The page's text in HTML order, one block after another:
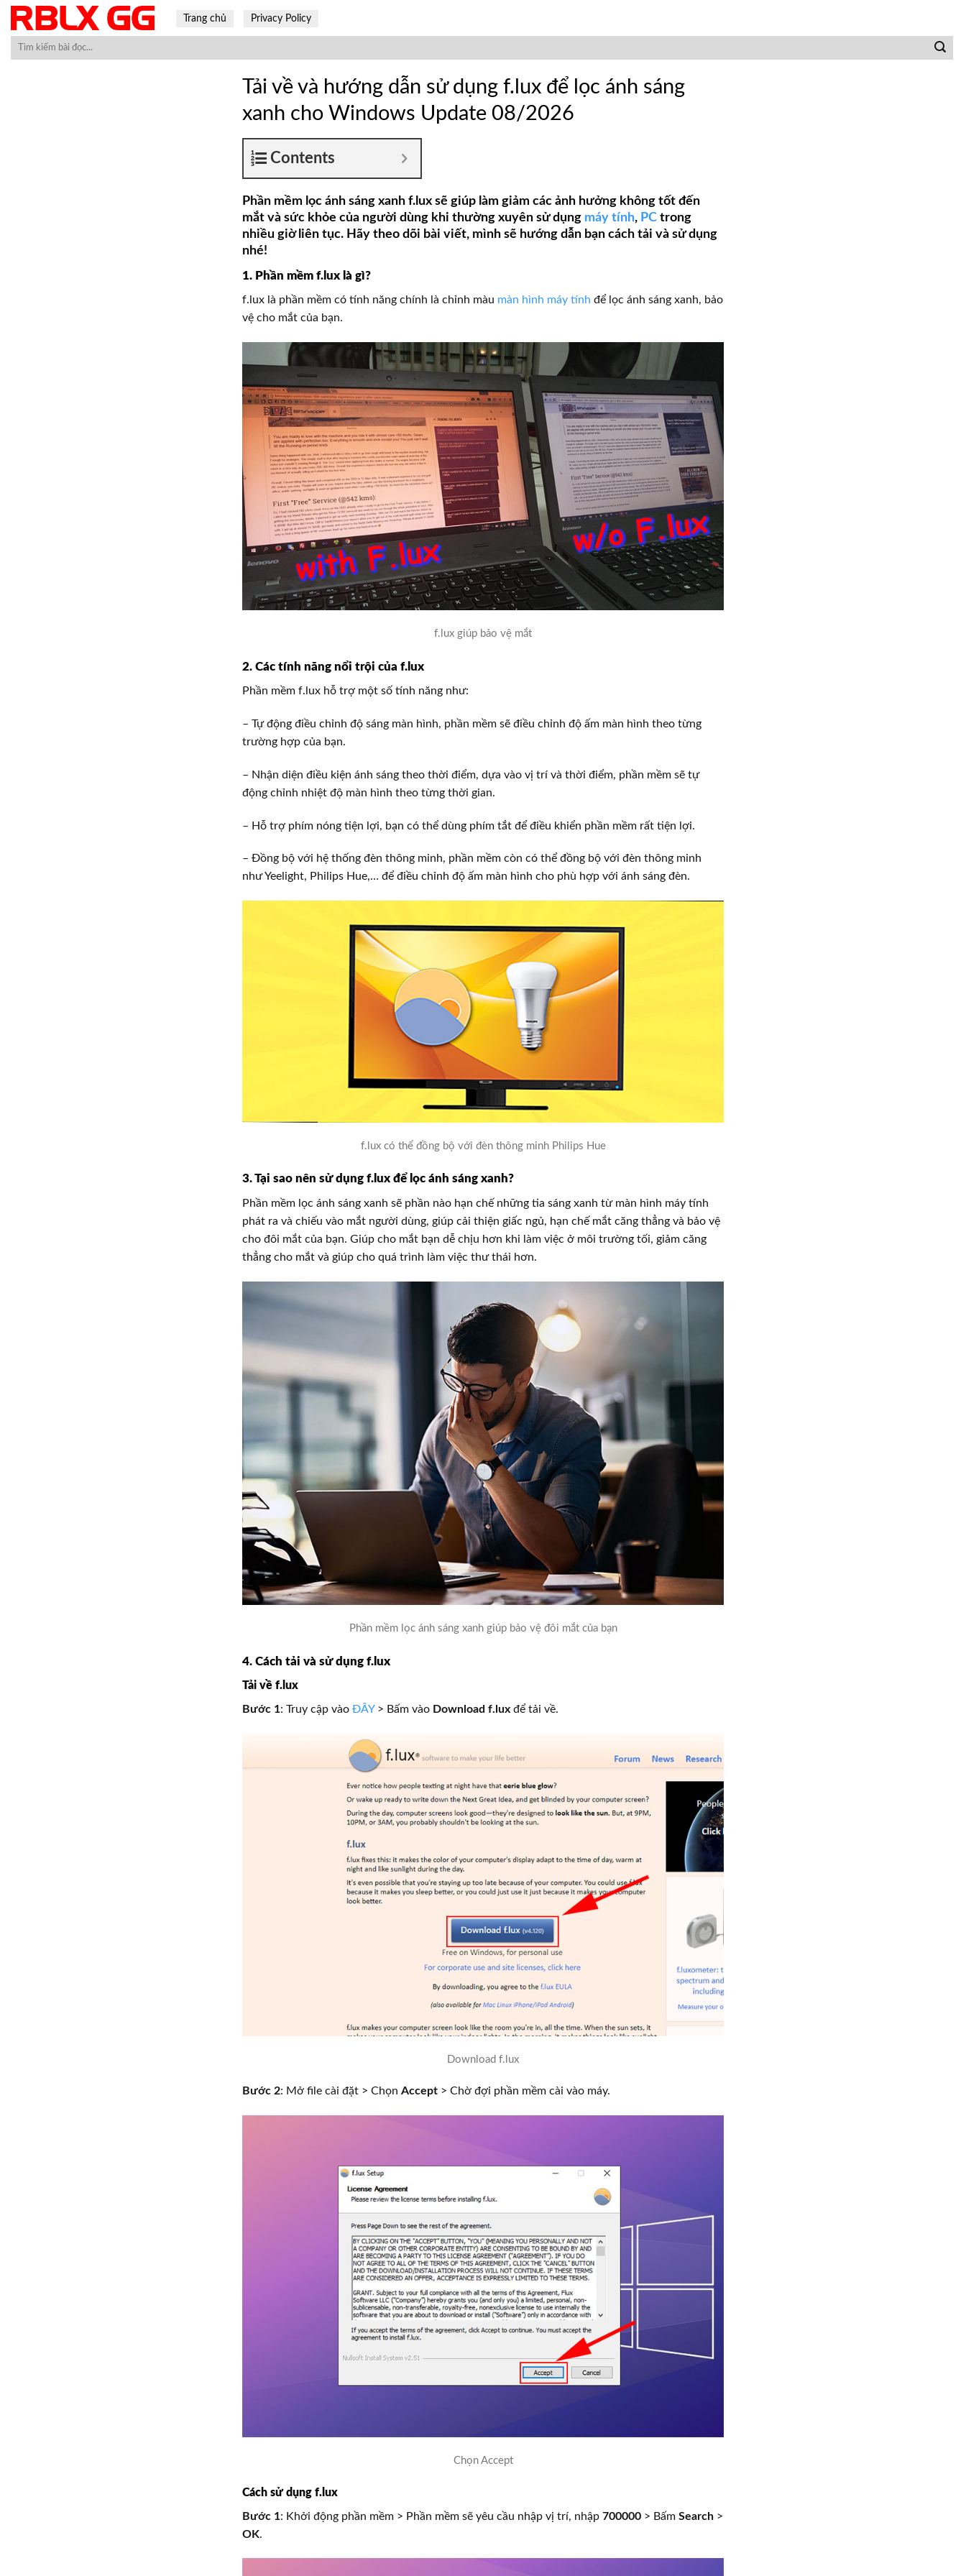
Skip
content
Trang chủ Privacy Policy
Tải về và hướng dẫn sử dụng f.lux để lọc ánh sáng
xanh cho Windows Update 08/2026
Contents
Phần mềm lọc ánh sáng xanh f.lux sẽ giúp làm giảm các ảnh hưởng không tốt đến
mắt và sức khỏe của người dùng khi thường xuyên sử dụng máy tính, PC trong
nhiều giờ liên tục. Hãy theo dõi bài viết, mình sẽ hướng dẫn bạn cách tải và sử dụng
nhé!
1. Phần mềm f.lux là gì?
f.lux là phần mềm có tính năng chính là chỉnh màu màn hình máy tính để lọc ánh sáng xanh, bảo
vệ cho mắt của bạn.
f.lux giúp bảo vệ mắt
2. Các tính năng nổi trội của f.lux
Phần mềm f.lux hỗ trợ một số tính năng như:
– Tự động điều chỉnh độ sáng màn hình, phần mềm sẽ điều chỉnh độ ấm màn hình theo từng
trường hợp của bạn.
– Nhận diện điều kiện ánh sáng theo thời điểm, dựa vào vị trí và thời điểm, phần mềm sẽ tự
động chỉnh nhiệt độ màn hình theo từng thời gian.
– Hỗ trợ phím nóng tiện lợi, bạn có thể dùng phím tắt để điều khiển phần mềm rất tiện lợi.
– Đồng bộ với hệ thống đèn thông minh, phần mềm còn có thể đồng bộ với đèn thông minh
như Yeelight, Philips Hue,… để điều chỉnh độ ấm màn hình cho phù hợp với ánh sáng đèn.
f.lux có thể đồng bộ với đèn thông minh Philips Hue
3. Tại sao nên sử dụng f.lux để lọc ánh sáng xanh?
Phần mềm lọc ánh sáng xanh sẽ phần nào hạn chế những tia sáng xanh từ màn hình máy tính
phát ra và chiếu vào mắt người dùng, giúp cải thiện giấc ngủ, hạn chế mắt căng thẳng và bảo vệ
cho đôi mắt của bạn. Giúp cho mắt bạn dễ chịu hơn khi làm việc ở môi trường tối, giảm căng
thẳng cho mắt và giúp cho quá trình làm việc thư thái hơn.
Phần mềm lọc ánh sáng xanh giúp bảo vệ đôi mắt của bạn
4. Cách tải và sử dụng f.lux
Tải về f.lux
Bước 1: Truy cập vào ĐÂY> Bấm vào Download f.lux để tải về.
Download f.lux
Bước 2: Mở file cài đặt > Chọn Accept > Chờ đợi phần mềm cài vào máy.
Chọn Accept
Cách sử dụng f.lux
Bước 1: Khởi động phần mềm > Phần mềm sẽ yêu cầu nhập vị trí, nhập 700000 > Bấm Search >
OK.